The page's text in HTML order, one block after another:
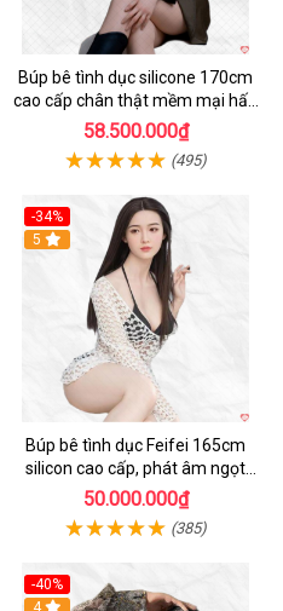
Búp bê tình dục silicone 170cm
cao cấp chân thật mềm mại hấp
dẫn
58.500.000₫
(495)
-34%
5
Búp bê tình dục Feifei 165cm
silicon cao cấp, phát âm ngọt
ngào, chân thực
50.000.000₫
(385)
-40%
4